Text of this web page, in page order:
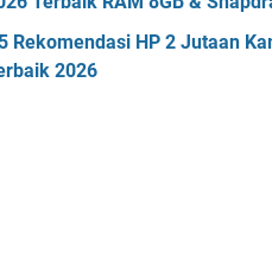
Rekomendasi HP 2 Jutaan
2026